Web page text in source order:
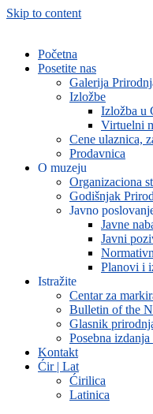
Skip to content
Početna
Posetite nas
Galerija
Izložbe
Izložba u
Virtuelni
Cene ulaznica,
Prodavnica
O muzeju
Organizaciona
Godišnjak
Javno
Javne
Javni
Planovi i
Istražite
Centar za
Bulletin of the
Glasnik
Posebna
Kontakt
Ćir | Lat
Ćirilica
Latinica